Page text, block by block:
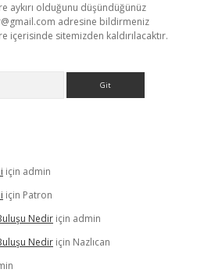
aykırı olduğunu düşündüğünüz
adresine bildirmeniz
içerisinde sitemizden kaldırılacaktır.
için admin
için Patron
Nedir için admin
Nedir için Nazlıcan